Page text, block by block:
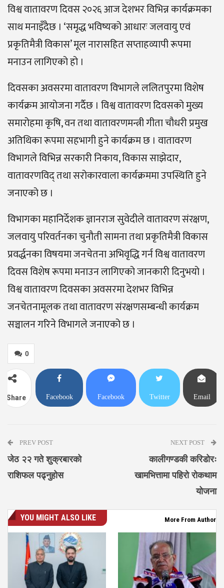
विश्व वातावरण दिवस २०२६ आज देशभर विभिन्न कार्यक्रमका
साथ मनाइँदैछ । ‘समृद्ध भविष्यको आधारः जलवायु एवं
प्रकृतिमैत्री विकास’ मूल नारासहित सप्ताहव्यापी रूपमा
मनाउन लागिएको हो ।
दिवसका अवसरमा वातावरण विभागले ललितपुरमा विशेष
कार्यक्रम आयोजना गर्दैछ । विश्व वातावरण दिवसको मुख्य
समारोहमा कृषि, वन तथा वातावरणमन्त्री गीता चौधरी प्रमुख
अतिथिका रूपमा सहभागी हुने कार्यक्रम छ । वातावरण
विभागले विभिन्न सरकारी निकाय, विकास साझेदार,
वातावरणविद् तथा सरोकारवाला कार्यक्रममा उपस्थिति हुने
जनाएको छ ।
विभागका महानिर्देशक ज्ञानराज सुवेदीले वातावरण संरक्षण,
जलवायु परिवर्तनका चुनौती सामना तथा प्रकृतिमैत्री विकास
प्रवर्द्धनका विषयमा जनचेतना अभिवृद्धि गर्न विश्व वातावरण
दिवस विशेष रूपमा मनाउन लागिएको जानकारी दिनुभयो ।
विश्व वातावरण दिवसका अवसरमा देशभर विभिन्न
जनचेतनामूलक तथा वातावरण संरक्षणसम्बन्धी कार्यक्रम
सञ्चालन गरिने विभागले जनाएको छ ।
0
Share Facebook Facebook Twitter Email
PREV POST
जेठ २२ गते शुक्रबारको
राशिफल पढ्नुहोस
NEXT POST
कालीगण्डकी करिडोरः
खामभित्तामा पहिरो रोकथाम
योजना
YOU MIGHT ALSO LIKE More From Author